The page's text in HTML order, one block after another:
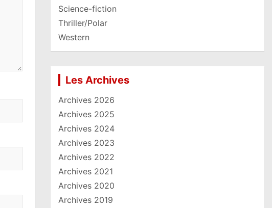
Science-fiction
Thriller/Polar
Western
Les Archives
Archives 2026
Archives 2025
Archives 2024
Archives 2023
Archives 2022
Archives 2021
Archives 2020
Archives 2019